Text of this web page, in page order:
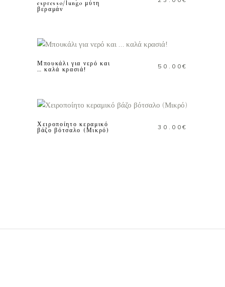
espresso/lungo μύτη
βεραμάν
Μπουκάλι για νερό και
… καλά κρασιά!
50.00€
Χειροποίητο κεραμικό
βάζο βότσαλο (Μικρό)
30.00€